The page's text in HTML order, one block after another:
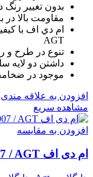
بدون تغيير رنگ
مقاومت بالا در
ام دي اف با
AGT
تنوع در طرح و
داشتن دو
موجود در
افزودن به علاقه مندی
مشاهده سریع
افزودن به مقایسه
ام دی اف HG EPHESUS WHITE 6007 / AGT